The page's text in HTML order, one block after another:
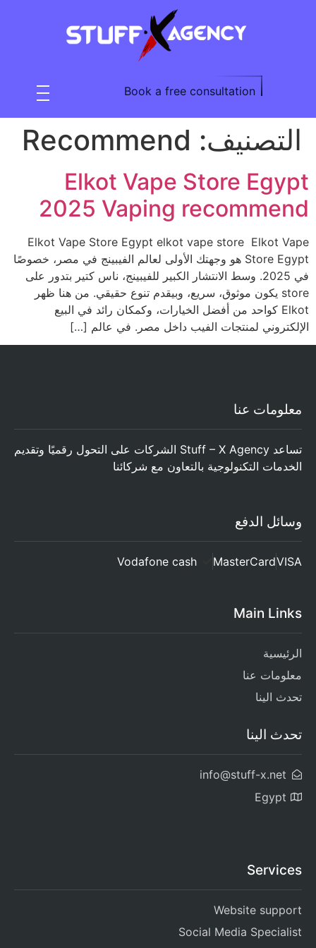
Book a free consultation
التصنيف: Recommend
Elkot Vape Store Egypt
2025 Vaping recommend
Elkot Vape Store Egypt elkot vape store Elkot Vape
Store Egypt هو وجهتك الأولى لعالم الفيبينج في مصر، خصوصًا
في 2025. وسط الانتشار الكبير للفيبينج، ناس كتير بتدور على
store يكون موثوق، سريع، وبيقدم تنوع حقيقي. من هنا ظهر
Elkot كواحد من أفضل الخيارات، وكمكان رائد في البيع
الإلكتروني لمنتجات الفيب داخل مصر. في عالم […]
معلومات عنا
تساعد Stuff – X Agency الشركات على التحول رقميًا وتقديم
الخدمات التكنولوجية بالتعاون مع شركائنا
وسائل الدفع
VISA
MasterCard
Vodafone cash
Main Links
الرئيسية
معلومات عنا
تحدث الينا
تحدث الينا
info@stuff-x.net
Egypt
Services
Website support
Social Media Specialist